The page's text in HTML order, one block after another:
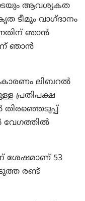
ആവശ്യകത
ടീമും വാഗ്ദാനം
ഞാൻ
ഞാൻ
കാരണം ലിബറൽ
പ്രതിപക്ഷ
തിരഞ്ഞെടുപ്പ്
വേഗത്തിൽ
ശേഷമാണ് 53
രണ്ട്